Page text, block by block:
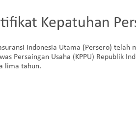
Kepatuhan
Indonesia Utama (Persero)
Persaingan Usaha (KPPU) Republik
lima tahun.